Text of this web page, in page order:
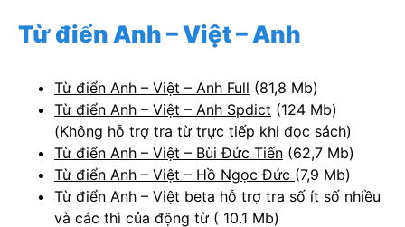
Từ điển Anh – Việt – Anh
Từ điển Anh – Việt – Anh Full (81,8 Mb)
Từ điển Anh – Việt – Anh Spdict (124 Mb)
(Không hỗ trợ tra từ trực tiếp khi đọc sách)
Từ điển Anh – Việt – Bùi Đức Tiến (62,7 Mb)
Từ điển Anh – Việt – Hồ Ngọc Đức (7,9 Mb)
Từ điển Anh – Việt beta hỗ trợ tra số ít số nhiều
và các thì của động từ ( 10.1 Mb)